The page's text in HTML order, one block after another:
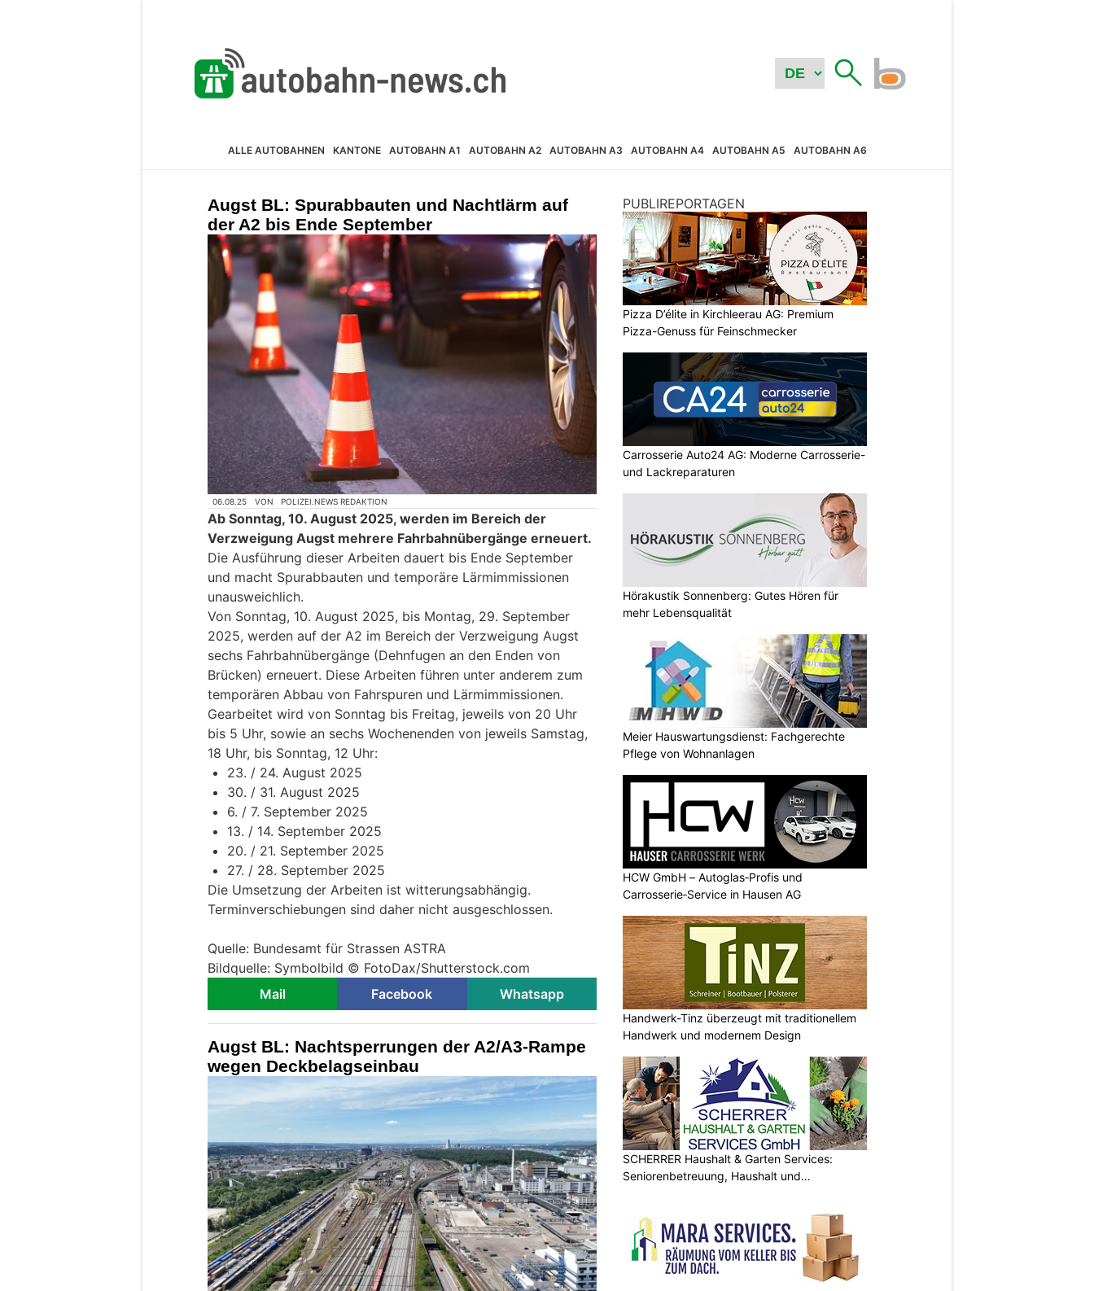
ALLE AUTOBAHNEN KANTONE AUTOBAHN A1 AUTOBAHN A2 AUTOBAHN A3 AUTOBAHN A4 AUTOBAHN A5 AUTOBAHN A6
Augst BL: Spurabbauten und Nachtlärm auf
der A2 bis Ende September
06.08.25 VON POLIZEI.NEWS REDAKTION
Ab Sonntag, 10. August 2025, werden im Bereich der
Verzweigung Augst mehrere Fahrbahnübergänge erneuert.
Die Ausführung dieser Arbeiten dauert bis Ende September
und macht Spurabbauten und temporäre Lärmimmissionen
unausweichlich.
Von Sonntag, 10. August 2025, bis Montag, 29. September
2025, werden auf der A2 im Bereich der Verzweigung Augst
sechs Fahrbahnübergänge (Dehnfugen an den Enden von
Brücken) erneuert. Diese Arbeiten führen unter anderem zum
temporären Abbau von Fahrspuren und Lärmimmissionen.
Gearbeitet wird von Sonntag bis Freitag, jeweils von 20 Uhr
bis 5 Uhr, sowie an sechs Wochenenden von jeweils Samstag,
18 Uhr, bis Sonntag, 12 Uhr:
23. / 24. August 2025
30. / 31. August 2025
6. / 7. September 2025
13. / 14. September 2025
20. / 21. September 2025
27. / 28. September 2025
Die Umsetzung der Arbeiten ist witterungsabhängig.
Terminverschiebungen sind daher nicht ausgeschlossen.
Quelle: Bundesamt für Strassen ASTRA
Bildquelle: Symbolbild © FotoDax/Shutterstock.com
Mail
Facebook Whatsapp
Augst BL: Nachtsperrungen der A2/A3-Rampe
wegen Deckbelagseinbau
PUBLIREPORTAGEN
Pizza D’élite in Kirchleerau AG: Premium
Pizza-Genuss für Feinschmecker
Carrosserie Auto24 AG: Moderne Carrosserie-
und Lackreparaturen
Hörakustik Sonnenberg: Gutes Hören für
mehr Lebensqualität
Meier Hauswartungsdienst: Fachgerechte
Pflege von Wohnanlagen
HCW GmbH – Autoglas‑Profis und
Carrosserie‑Service in Hausen AG
Handwerk-Tinz überzeugt mit traditionellem
Handwerk und modernem Design
SCHERRER Haushalt & Garten Services:
Seniorenbetreuung, Haushalt und